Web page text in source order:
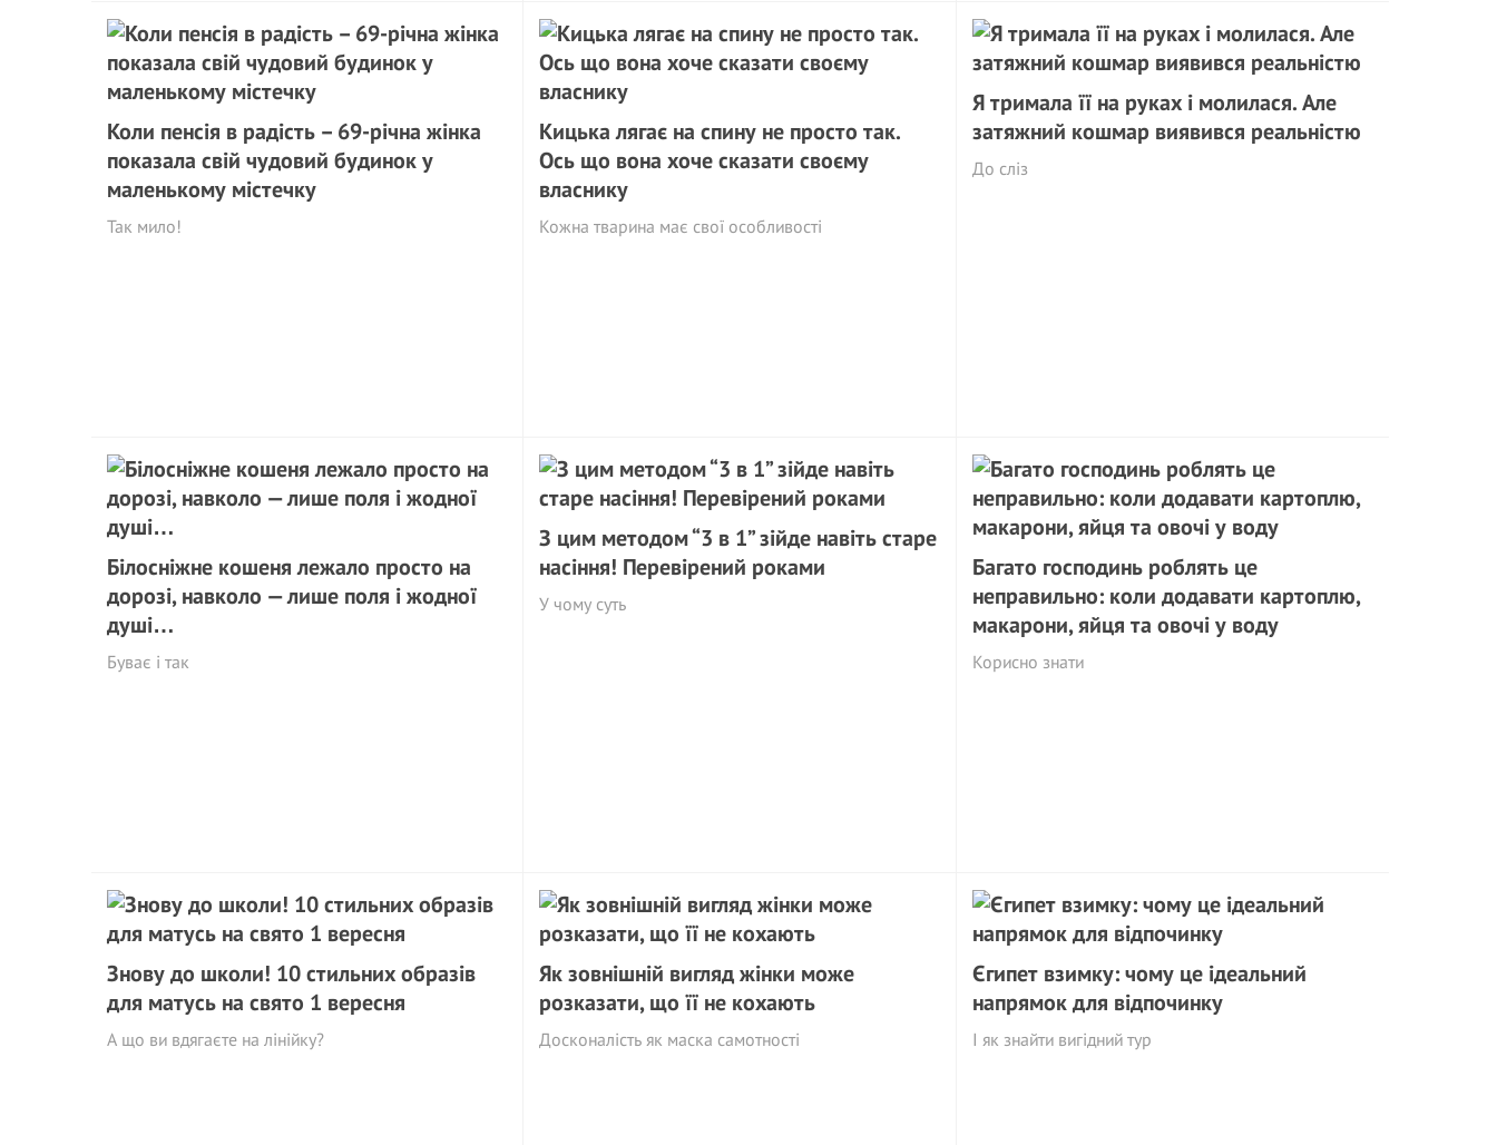
Коли пенсія в радість – 69-річна жінка
показала свій чудовий будинок у
маленькому містечку
Так мило!
Кицька лягає на спину не просто так.
Ось що вона хоче сказати своєму
власнику
Кожна тварина має свої особливості
Я тримала її на руках і молилася. Але
затяжний кошмар виявився реальністю
До сліз
Білосніжне кошеня лежало просто на
дорозі, навколо — лише поля і жодної
душі…
Буває і так
З цим методом “3 в 1” зійде навіть старе
насіння! Перевірений роками
У чому суть
Багато господинь роблять це
неправильно: коли додавати картоплю,
макарони, яйця та овочі у воду
Корисно знати
Знову до школи! 10 стильних образів
для матусь на свято 1 вересня
А що ви вдягаєте на лінійку?
Як зовнішній вигляд жінки може
розказати, що її не кохають
Досконалість як маска самотності
Єгипет взимку: чому це ідеальний
напрямок для відпочинку
І як знайти вигідний тур